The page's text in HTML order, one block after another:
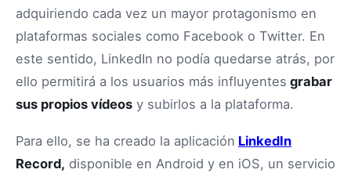
adquiriendo cada vez un mayor protagonismo en
plataformas sociales como Facebook o Twitter. En
este sentido, LinkedIn no podía quedarse atrás, por
ello permitirá a los usuarios más influyentes grabar
sus propios vídeos y subirlos a la plataforma.
Para ello, se ha creado la aplicación LinkedIn
Record, disponible en Android y en iOS, un servicio